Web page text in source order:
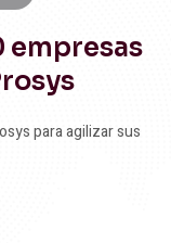
empresas
para agilizar sus